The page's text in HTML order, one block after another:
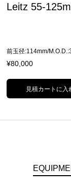
Leitz 55-
前玉径:114mm/
¥80,000
見積カートに入